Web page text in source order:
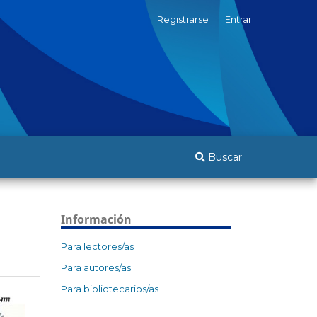
Buscar
Registrarse Entrar
Información
Para lectores/as
Para autores/as
Para bibliotecarios/as